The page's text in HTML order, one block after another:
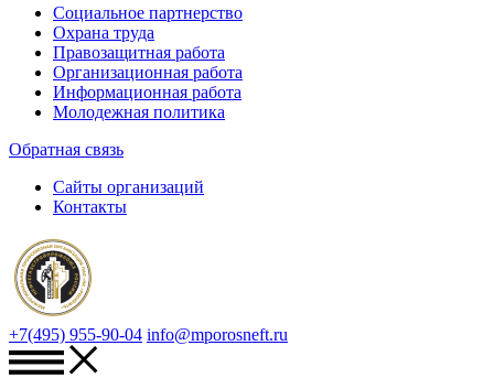
Социальное партнерство
Охрана труда
Правозащитная работа
Организационная работа
Информационная работа
Молодежная политика
Обратная связь
Сайты организаций
Контакты
+7(495) 955-90-04 info@mporosneft.ru